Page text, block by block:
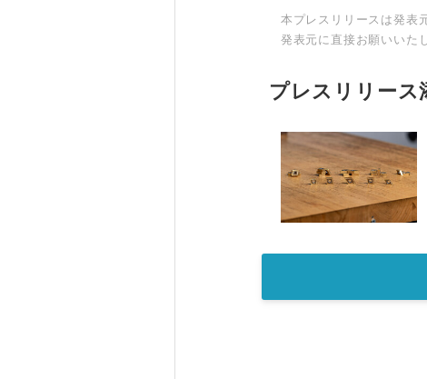
本プレスリリースは発表
発表元に直接お願いいた
プレスリリース